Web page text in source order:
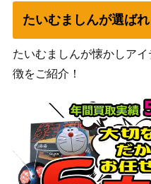
たいむましんが選ば
たいむましんが懐かしア
徴をご紹介！